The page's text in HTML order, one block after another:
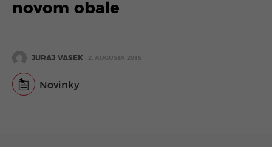
novom obale
JURAJ VASEK 2. AUGUSTA 2015
Novinky